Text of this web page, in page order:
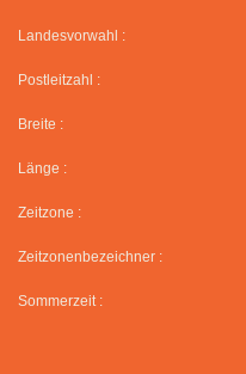
Landesvorwahl :
Postleitzahl :
Breite :
Länge :
Zeitzone :
Zeitzonenbezeichner :
Sommerzeit :